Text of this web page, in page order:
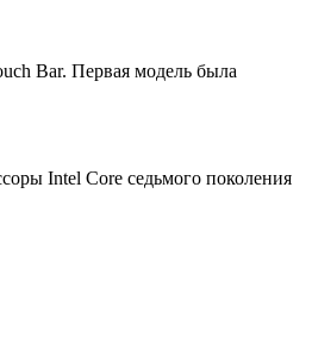
Bar. Первая модель была
Intel Core седьмого поколения